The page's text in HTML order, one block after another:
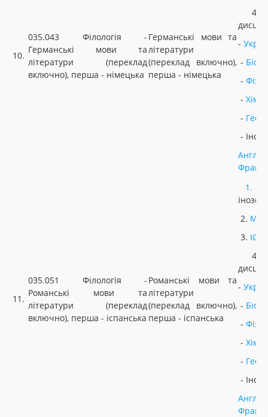
10.
035.043 Філологія -
Германські мови та
літератури (переклад
включно), перша - німецька
Германські мови та
літератури
(переклад включно),
перша - німецька
4.
-
-
-
- Хімія
-
-
11.
035.051 Філологія -
Романські мови та
літератури (переклад
включно), перша - іспанська
Романські мови та
літератури
(переклад включно),
перша - іспанська
1.
2.
3.
4.
-
-
-
- Хімія
-
-